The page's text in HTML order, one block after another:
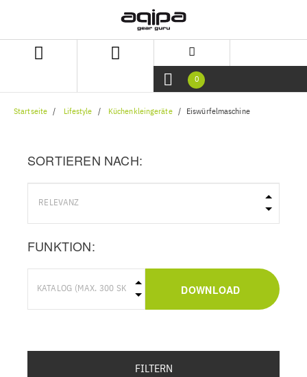
0
Startseite Lifestyle Küchenkleingeräte Eiswürfelmaschine
SORTIEREN NACH:
FUNKTION:
DOWNLOAD
FILTERN